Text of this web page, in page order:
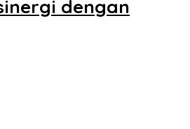
dengan